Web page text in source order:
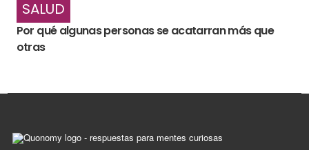
SALUD
Por qué algunas personas se acatarran más que
otras